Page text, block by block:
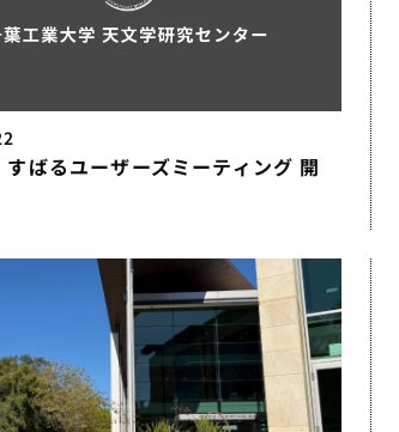
ばるユーザーズミーティング 開